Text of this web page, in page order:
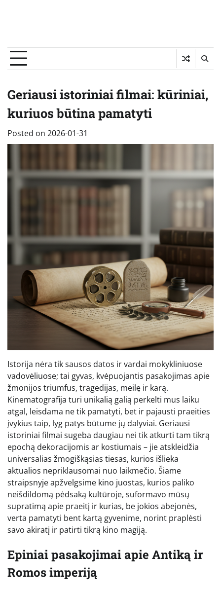
Geriausi istoriniai filmai: kūriniai,
kuriuos būtina pamatyti
Posted on 2026-01-31
Istorija nėra tik sausos datos ir vardai mokykliniuose
vadovėliuose; tai gyvas, kvėpuojantis pasakojimas apie
žmonijos triumfus, tragedijas, meilę ir karą.
Kinematografija turi unikalią galią perkelti mus laiku
atgal, leisdama ne tik pamatyti, bet ir pajausti praeities
įvykius taip, lyg patys būtume jų dalyviai. Geriausi
istoriniai filmai sugeba daugiau nei tik atkurti tam tikrą
epochą dekoracijomis ar kostiumais – jie atskleidžia
universalias žmogiškąsias tiesas, kurios išlieka
aktualios nepriklausomai nuo laikmečio. Šiame
straipsnyje apžvelgsime kino juostas, kurios paliko
neišdildomą pėdsaką kultūroje, suformavo mūsų
supratimą apie praeitį ir kurias, be jokios abejonės,
verta pamatyti bent kartą gyvenime, norint praplėsti
savo akiratį ir patirti tikrą kino magiją.
Epiniai pasakojimai apie Antiką ir
Romos imperiją